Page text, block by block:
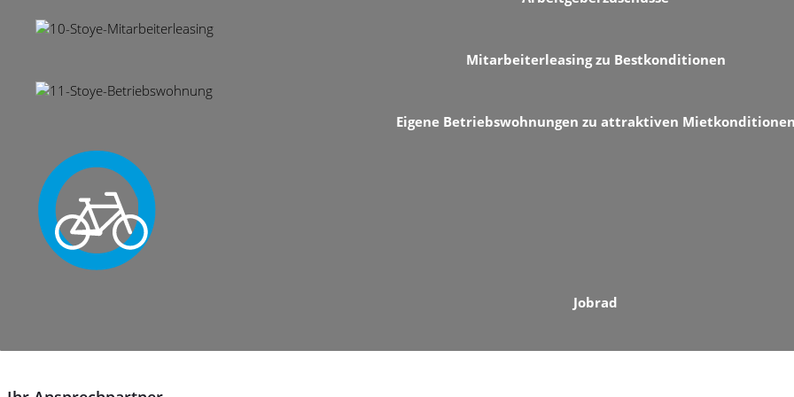
Mitarbeiterleasing zu Bestkonditionen
Eigene Betriebswohnungen zu attraktiven
Jobrad